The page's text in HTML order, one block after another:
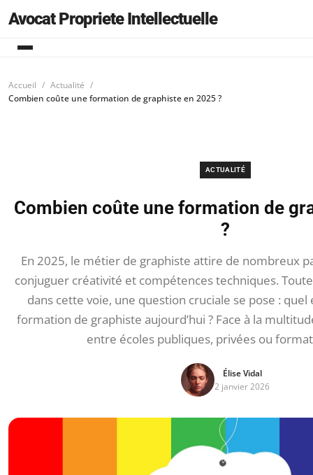
Avocat Propriete Intellectuelle
Accueil
Actualité
Combien coûte une formation de graphiste en 2025 ?
ACTUALITÉ
Combien coûte une formation de
?
En 2025, le métier de graphiste attire de nombreux
conjuguer créativité et compétences techniques.
dans cette voie, une question cruciale se pose : quel
formation de graphiste aujourd’hui ? Face à la
entre écoles publiques, privées ou
Élise Vidal
2 janvier 2026